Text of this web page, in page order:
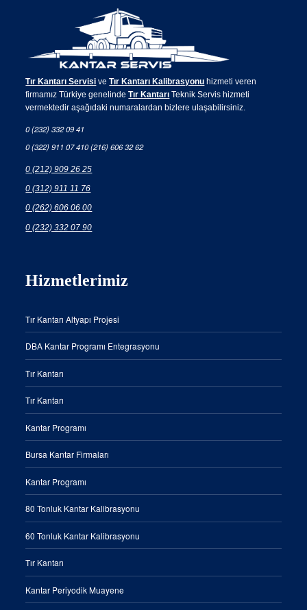
Tır Kantarı Servisi veTır Kantarı Kalibrasyonu hizmeti veren
firmamız Türkiye genelindeTır Kantarı Teknik Servis hizmeti
vermektedir aşağıdaki numaralardan bizlere ulaşabilirsiniz.
0 (232) 332 09 41
0 (322) 911 07 410 (216) 606 32 62
0 (212) 909 26 25
0 (312) 911 11 76
0 (262) 606 06 00
0 (232) 332 07 90
Hizmetlerimiz
Tır Kantarı Altyapı Projesi
DBA Kantar Programı Entegrasyonu
Tır Kantarı
Tır Kantarı
Kantar Programı
Bursa Kantar Firmaları
Kantar Programı
80 Tonluk Kantar Kalibrasyonu
60 Tonluk Kantar Kalibrasyonu
Tır Kantarı
Kantar Periyodik Muayene